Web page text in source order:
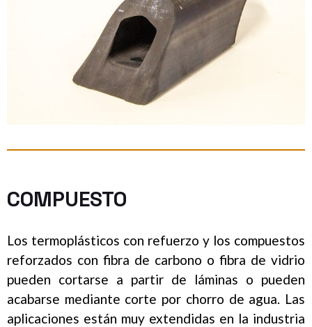
COMPUESTO
Los termoplásticos con refuerzo y los compuestos
reforzados con fibra de carbono o fibra de vidrio
pueden cortarse a partir de láminas o pueden
acabarse mediante corte por chorro de agua. Las
aplicaciones están muy extendidas en la industria